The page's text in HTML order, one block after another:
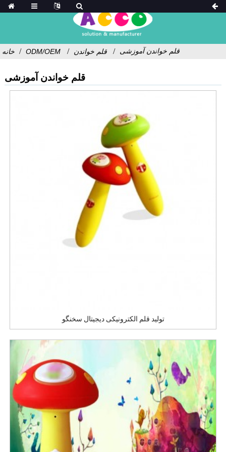
خانه ODM/OEM قلم خواندن قلم خواندن آموزشی
قلم خواندن آموزشی
تولید قلم الکترونیکی دیجیتال سخنگو